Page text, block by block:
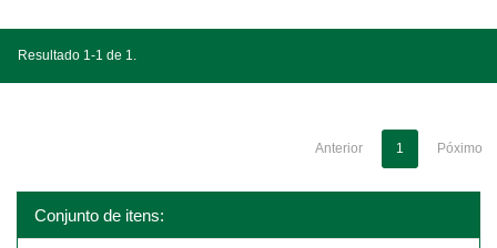
Resultado 1-1 de 1.
Anterior 1 Póximo
Conjunto de itens: